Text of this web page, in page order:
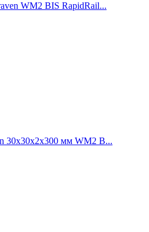
WM2 BIS RapidRail...
30x30х2х300 мм WM2 B...